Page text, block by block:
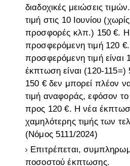
διαδοχικές μειώσεις τιμών.
τιμή στις 10 Ιουνίου
προσφορές κλπ.) 150 €. Η
προσφερόμενη τιμή 120
προσφερόμενη τιμή
έκπτωση είναι (120-115=)
150 € δεν μπορεί πλέον
τιμή αναφοράς, εφόσον
προς 120 €. Η νέα
χαμηλότερης τιμής των
(Νόμος 5111/2024)
Επιτρέπεται,
ποσοστού έκπτωσης.